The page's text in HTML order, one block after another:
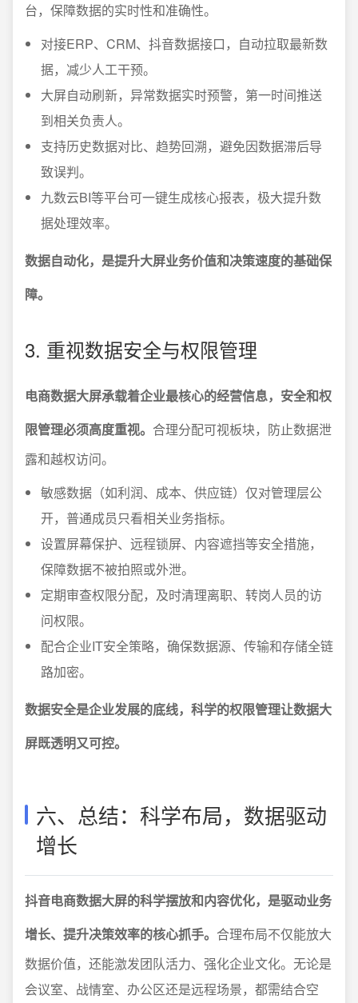
台，保障数据的实时性和准确性。
对接ERP、CRM、抖音数据接口，自动拉取最新数
据，减少人工干预。
大屏自动刷新，异常数据实时预警，第一时间推送
到相关负责人。
支持历史数据对比、趋势回溯，避免因数据滞后导
致误判。
九数云BI等平台可一键生成核心报表，极大提升数
据处理效率。
数据自动化，是提升大屏业务价值和决策速度的基础保
障。
3. 重视数据安全与权限管理
电商数据大屏承载着企业最核心的经营信息，安全和权
限管理必须高度重视。 合理分配可视板块，防止数据泄
露和越权访问。
敏感数据（如利润、成本、供应链）仅对管理层公
开，普通成员只看相关业务指标。
设置屏幕保护、远程锁屏、内容遮挡等安全措施，
保障数据不被拍照或外泄。
定期审查权限分配，及时清理离职、转岗人员的访
问权限。
配合企业IT安全策略，确保数据源、传输和存储全链
路加密。
数据安全是企业发展的底线，科学的权限管理让数据大
屏既透明又可控。
六、总结：科学布局，数据驱动
增长
抖音电商数据大屏的科学摆放和内容优化，是驱动业务
增长、提升决策效率的核心抓手。 合理布局不仅能放大
数据价值，还能激发团队活力、强化企业文化。无论是
会议室、战情室、办公区还是远程场景，都需结合空